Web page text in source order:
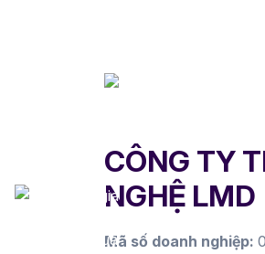
CÔNG TY
NGHỆ LMD
Mã số doanh nghiệp: